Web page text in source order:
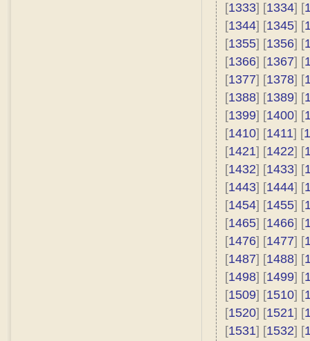
[1333] [1334] [
[1344] [1345] [
[1355] [1356] [
[1366] [1367] [
[1377] [1378] [
[1388] [1389] [
[1399] [1400] [
[1410] [1411] [
[1421] [1422] [
[1432] [1433] [
[1443] [1444] [
[1454] [1455] [
[1465] [1466] [
[1476] [1477] [
[1487] [1488] [
[1498] [1499] [
[1509] [1510] [
[1520] [1521] [
[1531] [1532] [